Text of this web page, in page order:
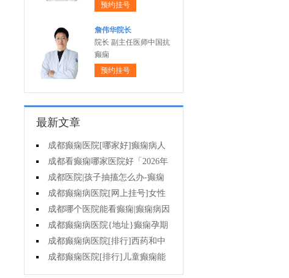
预约挂号
詹伟华院长
院长 副主任医师中国抗
癫痫
预约挂号
最新文章
成都癫痫医院[哪家好]癫痫病人
一定要注意哪些护理问题?
成都看癫痫哪家医院好「2026年
度公布」这些常见的食物能帮助癫
痫治疗!
成都医院|孩子抽搐怎么办-癫痫
性精神障碍的护理措施有哪些?
成都癫痫病医院[网上挂号]女性
癫痫治疗方法有哪些?
成都哪个医院能看癫痫|癫痫病因
治疗?成都癫痫病医院{地址}癫痫孕期
要留意什么?
成都癫痫病医院[排行]西药和中
药治羊癫疯哪个好?
成都癫痫医院[排行]儿童癫痫能
治疗好吗?